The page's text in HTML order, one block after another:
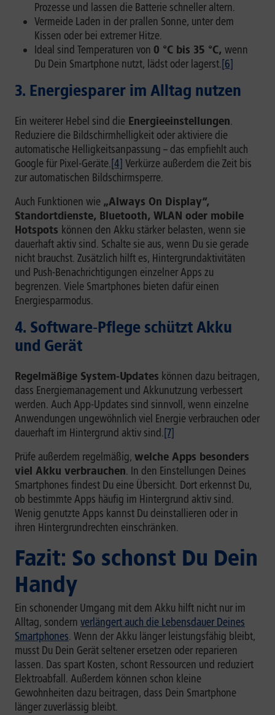
Prozesse und lassen die Batterie schneller altern.
Vermeide Laden in der prallen Sonne, unter dem
Kissen oder bei extremer Hitze.
Ideal sind Temperaturen von 0 °C bis 35 °C, wenn
Du Dein Smartphone nutzt, lädst oder lagerst.[6]
3. Energiesparer im Alltag nutzen
Ein weiterer Hebel sind die Energieeinstellungen.
Reduziere die Bildschirmhelligkeit oder aktiviere die
automatische Helligkeitsanpassung – das empfiehlt auch
Google für Pixel-Geräte.[4] Verkürze außerdem die Zeit bis
zur automatischen Bildschirmsperre.
Auch Funktionen wie „Always On Display“,
Standortdienste, Bluetooth, WLAN oder mobile
Hotspots können den Akku stärker belasten, wenn sie
dauerhaft aktiv sind. Schalte sie aus, wenn Du sie gerade
nicht brauchst. Zusätzlich hilft es, Hintergrundaktivitäten
und Push-Benachrichtigungen einzelner Apps zu
begrenzen. Viele Smartphones bieten dafür einen
Energiesparmodus.
4. Software‑Pflege schützt Akku
und Gerät
Regelmäßige System-Updates können dazu beitragen,
dass Energiemanagement und Akkunutzung verbessert
werden. Auch App-Updates sind sinnvoll, wenn einzelne
Anwendungen ungewöhnlich viel Energie verbrauchen oder
dauerhaft im Hintergrund aktiv sind.[7]
Prüfe außerdem regelmäßig, welche Apps besonders
viel Akku verbrauchen. In den Einstellungen Deines
Smartphones findest Du eine Übersicht. Dort erkennst Du,
ob bestimmte Apps häufig im Hintergrund aktiv sind.
Wenig genutzte Apps kannst Du deinstallieren oder in
ihren Hintergrundrechten einschränken.
Fazit: So schonst Du Dein
Handy
Ein schonender Umgang mit dem Akku hilft nicht nur im
Alltag, sondern verlängert auch die Lebensdauer Deines
Smartphones. Wenn der Akku länger leistungsfähig bleibt,
musst Du Dein Gerät seltener ersetzen oder reparieren
lassen. Das spart Kosten, schont Ressourcen und reduziert
Elektroabfall. Außerdem können schon kleine
Gewohnheiten dazu beitragen, dass Dein Smartphone
länger zuverlässig bleibt.